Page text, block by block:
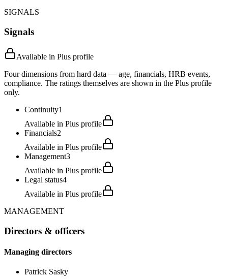
SIGNALS
Signals
Available in Plus profile
Four dimensions from hard data — age, financials, HRB events,
compliance. The ratings themselves are shown in the Plus profile
only.
Continuity1
Available in Plus profile
Financials2
Available in Plus profile
Management3
Available in Plus profile
Legal status4
Available in Plus profile
MANAGEMENT
Directors & officers
Managing directors
Patrick Sasky